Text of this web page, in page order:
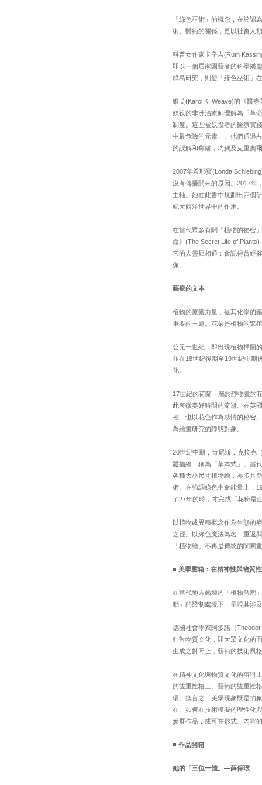
「綠色巫術」的概念，在於認
術、醫術的關係，更以社會人
科普女作家卡辛吉(Ruth
即以一個居家園藝者的科學樂
群島研究，則使「綠色巫術」
維芙(Karol K. Weave)的《醫
奴役的非洲治療師理解為「革
制度。這些被奴役者的醫療實
中最危險的元素」。他們通過
的誤解和焦慮，均觸及克里奧
2007年希耶賓(Londa
沒有傳播開來的原因。2017年
主軸。她在此書中規劃出四個
紀大西洋世界中的作用。
在當代眾多有關「植物的祕密
命》(The Secret Life of
它的人靈犀相通；會記得曾經
像。
藝療的文本
植物的療癒力量，從其化學的
重要的主題。花朵是植物的繁
公元一世紀，即出現植物插圖
並在18世紀後期至19世紀中期
化。
17世紀的荷蘭，屬於靜物畫的
此表徵美好時間的流逝。在英
種，也以花色作為感情的秘密
為繪畫研究的靜態對象。
20世紀中期，肯尼斯．克拉克
體描繪，稱為「草本式」。當
各種大小尺寸植物繪，亦多具
術。在強調綠色生命能量上，
了27年的時，才完成「花粉是
以植物或異種概念作為生態的
之徑。以綠色魔法為名，重返
「植物繪」不再是傳統的閨閣
■美學壓箱：在精神性與物質
在當代地方藝壇的「植物熱潮
動」的限制處境下，呈現其涉
德國社會學家阿多諾（
針對物質文化，即大眾文化的
生成之對照上，藝術的技術風
在精神文化與物質文化的辯證
的雙重性格上。藝術的雙重性
環。換言之，美學現象既是抽
在。如何在技術模擬的理性化
參展作品，或可在形式、內容
■作品開箱
她的「三位一體」—薛保瑕